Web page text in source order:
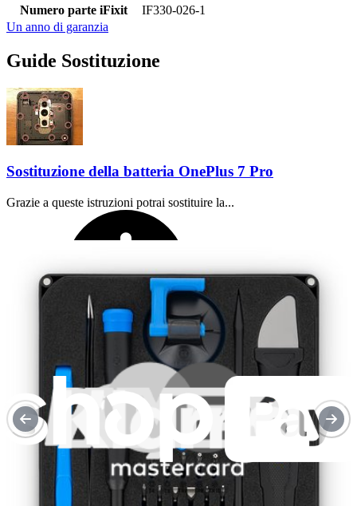
Numero parte iFixit
IF330-026-1
Un anno di garanzia
Guide Sostituzione
Sostituzione della batteria OnePlus 7 Pro
Grazie a queste istruzioni potrai sostituire la...
15 - 30 minuti
Difficoltà:
Cosa offriamo con il nostro servizio